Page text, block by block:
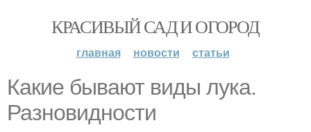
КРАСИВЫЙ САД И ОГОРОД
главная новости статьи
Какие бывают виды лука.
Разновидности